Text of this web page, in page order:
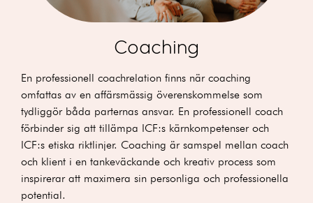
Coaching
En professionell coachrelation finns när coaching
omfattas av en affärsmässig överenskommelse som
tydliggör båda parternas ansvar. En professionell coach
förbinder sig att tillämpa ICF:s kärnkompetenser och
ICF:s etiska riktlinjer. Coaching är samspel mellan coach
och klient i en tankeväckande och kreativ process som
inspirerar att maximera sin personliga och professionella
potential.